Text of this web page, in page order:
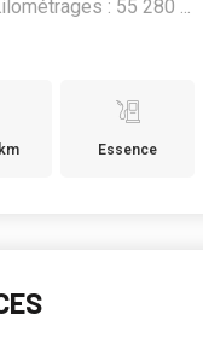
: 55 280 ...
Essence